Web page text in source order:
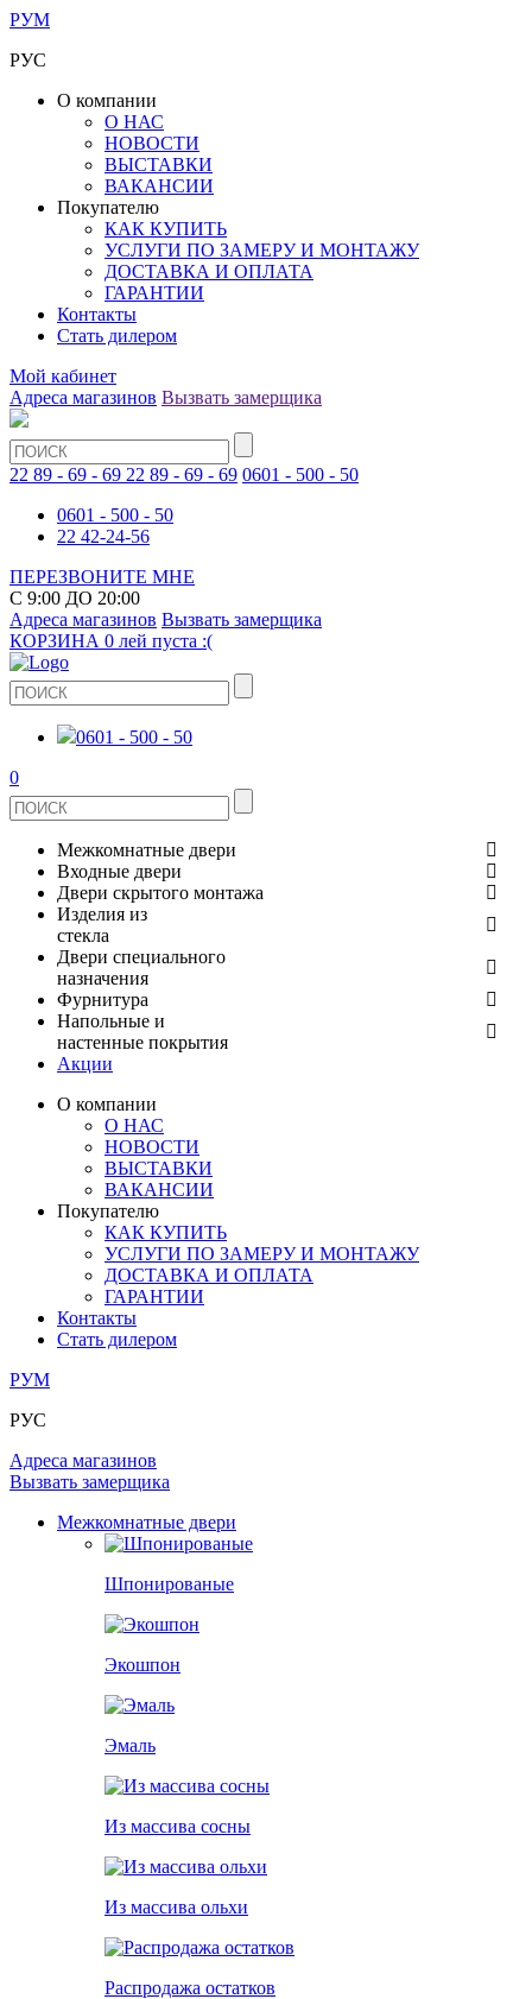
РУМ
РУС
О компании
О НАС
НОВОСТИ
ВЫСТАВКИ
ВАКАНСИИ
Покупателю
КАК КУПИТЬ
УСЛУГИ ПО ЗАМЕРУ И МОНТАЖУ
ДОСТАВКА И ОПЛАТА
ГАРАНТИИ
Контакты
Стать дилером
Мой кабинет
Адреса магазинов Вызвать замерщика
22 89 - 69 - 69 22 89 - 69 - 69 0601 - 500 - 50
0601 - 500 - 50
22 42-24-56
ПЕРЕЗВОНИТЕ МНЕ
С 9:00 ДО 20:00
Адреса магазинов Вызвать замерщика
КОРЗИНА 0 лей пуста :(
0601 - 500 - 50
0
Межкомнатные двери
ШПОНИРОВАНЫЕ
ЭКОШПОН
ЭМАЛЬ
ИЗ МАССИВА СОСНЫ
ИЗ МАССИВА ОЛЬХИ
РАСПРОДАЖА ОСТАТКОВ
ВСЕ ДВЕРИ
Входные двери
МЕТАЛЛИЧЕСКИЕ ДВЕРИ
В КВАРТИРУ
ДЛЯ ДОМА
Двери скрытого монтажа
СТЕКЛЯННЫЕ
ЗЕРКАЛЬНЫЕ
КЕРАМОГРАНИТ
ПОД ОБОИ И ПОКРАСКУ
Изделия из
стекла
ДВЕРИ
ДУШЕВЫЕ КАБИНЫ И ПЕРЕГОРОДКИ
РАЗДВИЖНЫЕ ПЕРЕГОРОДКИ
Двери специального
назначения
ПРОТИВОПОЖАРНЫЕ
Фурнитура
ДВЕРНЫЕ РУЧКИ
КОМПЛЕКТУЮЩИЕ
ОГРАНИЧИТЕЛИ
ПЕТЛИ
РАЗДВИЖНАЯ СИСТЕМА
Напольные и
настенные покрытия
СТЕНОВЫЕ ПАНЕЛИ
Акции
О компании
О НАС
НОВОСТИ
ВЫСТАВКИ
ВАКАНСИИ
Покупателю
КАК КУПИТЬ
УСЛУГИ ПО ЗАМЕРУ И МОНТАЖУ
ДОСТАВКА И ОПЛАТА
ГАРАНТИИ
Контакты
Стать дилером
РУМ
РУС
Адреса магазинов
Вызвать замерщика
Межкомнатные двери
Шпонированые
Экошпон
Эмаль
Из массива сосны
Из массива ольхи
Распродажа остатков